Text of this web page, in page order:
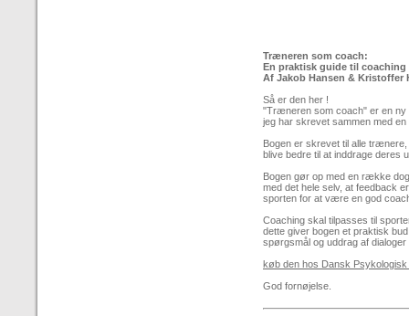
Træneren som coach:
En praktisk guide til coaching
Af Jakob Hansen & Kristoffer
Så er den her !
"Træneren som coach" er en ny
jeg har skrevet sammen med
Bogen er skrevet til alle
blive bedre til at inddrage deres
Bogen gør op med en række
med det hele selv, at feedback
sporten for at være en god
Coaching skal tilpasses til
dette giver bogen et praktisk
spørgsmål og uddrag af
køb den hos Dansk Psykologisk
God fornøjelse.